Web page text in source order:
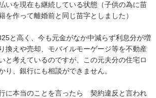
いを現在も継続している状態（子供の為に苗
を作って離婚前と同じ苗字としました）
と高く、今も元金がなか中減らず利息分が増
換えや売却、モバイルモーゲージ等を不動産
と考えているのですが、この元夫分の住宅ロ
り、銀行にも相談ができません。
に本当のことを言ったら　契約違反と言われ